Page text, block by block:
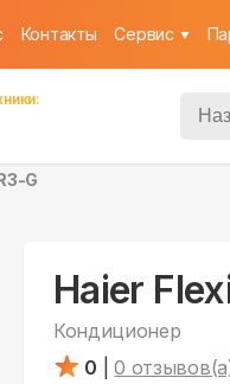
Контакты Cервис
G
Haier
Кондиционер
0
0